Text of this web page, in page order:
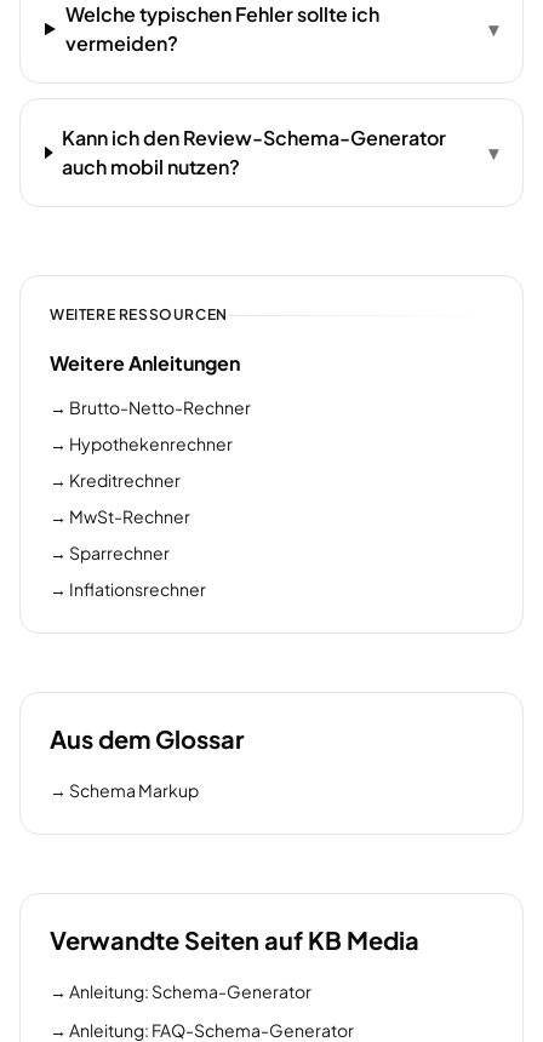
Welche typischen Fehler sollte ich
vermeiden?
▾
Kann ich den Review-Schema-Generator
auch mobil nutzen?
▾
WEITERE RESSOURCEN
Weitere Anleitungen
→ Brutto-Netto-Rechner
→ Hypothekenrechner
→ Kreditrechner
→ MwSt-Rechner
→ Sparrechner
→ Inflationsrechner
Aus dem Glossar
→ Schema Markup
Verwandte Seiten auf KB Media
→ Anleitung: Schema-Generator
→ Anleitung: FAQ-Schema-Generator